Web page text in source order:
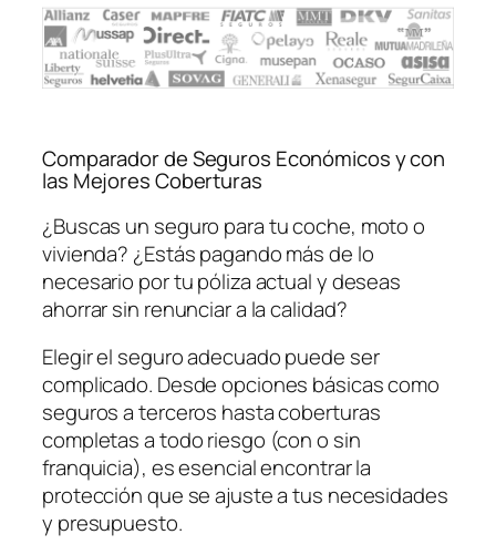
Comparador de Seguros Económicos y con
las Mejores Coberturas
¿Buscas un seguro para tu coche, moto o
vivienda? ¿Estás pagando más de lo
necesario por tu póliza actual y deseas
ahorrar sin renunciar a la calidad?
Elegir el seguro adecuado puede ser
complicado. Desde opciones básicas como
seguros a terceros hasta coberturas
completas a todo riesgo (con o sin
franquicia), es esencial encontrar la
protección que se ajuste a tus necesidades
y presupuesto.